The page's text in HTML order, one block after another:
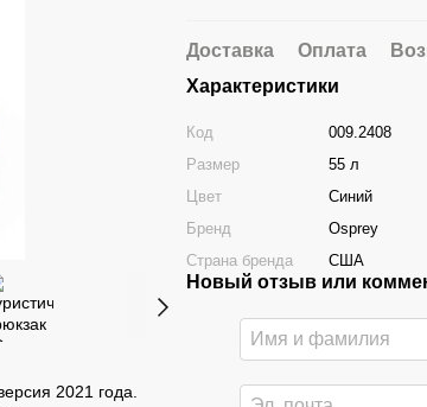
2021 года.
Доставка Оплата
Характеристики
Код
009.2408
Размер
55 л
Цвет
Синий
Бренд
Osprey
Страна бренда
США
Новый отзыв или